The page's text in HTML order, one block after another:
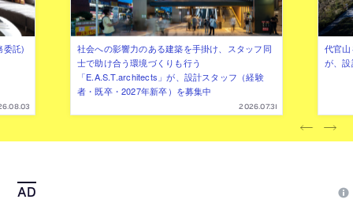
委託)
社会への影響力のある建築を手掛け、スタッフ同
士で助け合う環境づくりも行う
「E.A.S.T.architects」が、設計スタッフ（経験
者・既卒・2027年新卒）を募集中
2026.07.31
代官
が、